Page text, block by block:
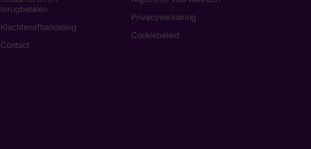
terugbetalen
Klachtenafhandeling
Contact
Privacyverklaring
Cookiebeleid